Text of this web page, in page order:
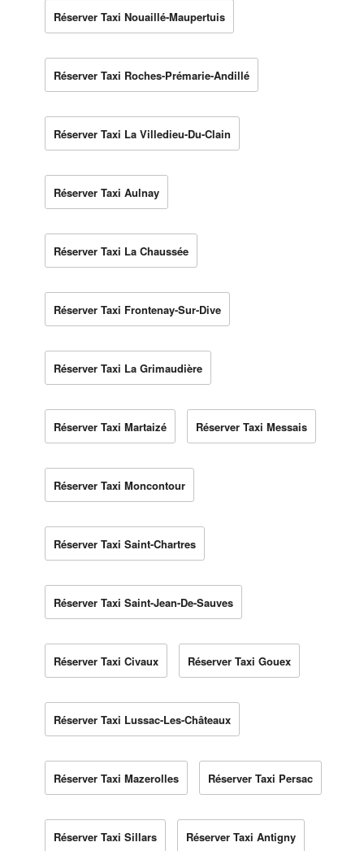
Réserver Taxi Nouaillé-Maupertuis
Réserver Taxi Roches-Prémarie-Andillé
Réserver Taxi La Villedieu-Du-Clain
Réserver Taxi Aulnay
Réserver Taxi La Chaussée
Réserver Taxi Frontenay-Sur-Dive
Réserver Taxi La Grimaudière
Réserver Taxi Martaizé Réserver Taxi Messais
Réserver Taxi Moncontour
Réserver Taxi Saint-Chartres
Réserver Taxi Saint-Jean-De-Sauves
Réserver Taxi Civaux Réserver Taxi Gouex
Réserver Taxi Lussac-Les-Châteaux
Réserver Taxi Mazerolles Réserver Taxi Persac
Réserver Taxi Sillars Réserver Taxi Antigny